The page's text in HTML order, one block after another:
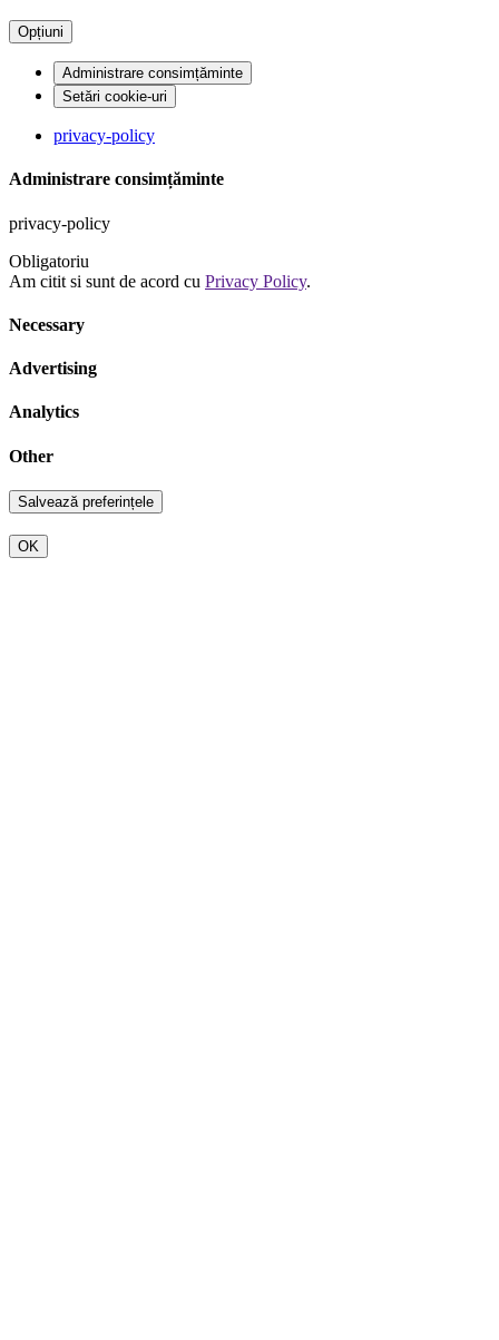
Opțiuni
Administrare consimțăminte
Setări cookie-uri
privacy-policy
Administrare consimțăminte
privacy-policy
Obligatoriu
Am citit si sunt de acord cu Privacy Policy.
Necessary
Advertising
Analytics
Other
OK